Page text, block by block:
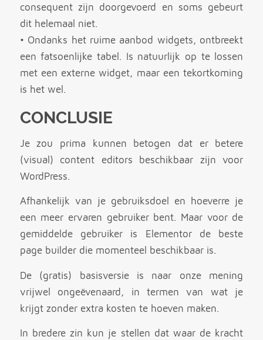
consequent zijn doorgevoerd en soms gebeurt
dit helemaal niet.
• Ondanks het ruime aanbod widgets, ontbreekt
een fatsoenlijke tabel. Is natuurlijk op te lossen
met een externe widget, maar een tekortkoming
is het wel.
CONCLUSIE
Je zou prima kunnen betogen dat er betere
(visual) content editors beschikbaar zijn voor
WordPress.
Afhankelijk van je gebruiksdoel en hoeverre je
een meer ervaren gebruiker bent. Maar voor de
gemiddelde gebruiker is Elementor de beste
page builder die momenteel beschikbaar is.
De (gratis) basisversie is naar onze mening
vrijwel ongeëvenaard, in termen van wat je
krijgt zonder extra kosten te hoeven maken.
In bredere zin kun je stellen dat waar de kracht